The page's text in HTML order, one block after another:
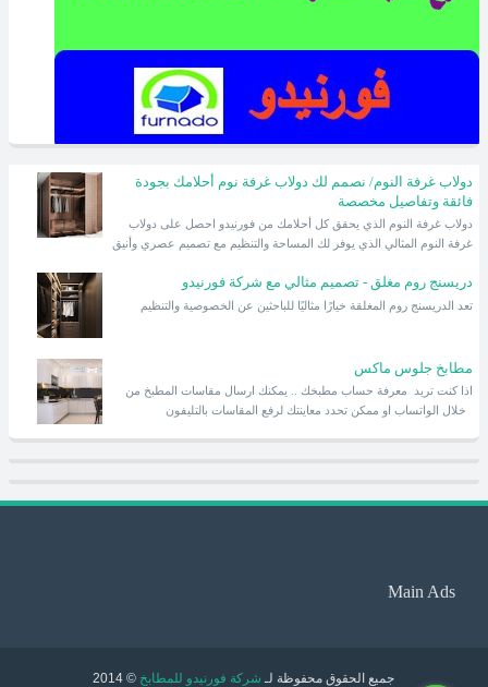
دولاب غرفة النوم/ نصمم لك دولاب غرفة نوم أحلامك بجودة
فائقة وتفاصيل مخصصة
غرفة النوم المثالي الذي يوفر لك المساحة والتنظيم مع تصميم عصري وأنيق
دريسنج روم مغلق - تصميم مثالي مع شركة فورنيدو
تعد الدريسنج روم المغلقة خيارًا مثاليًا للباحثين عن الخصوصية والتنظيم
مطابخ جلوس ماكس
اذا كنت تريد معرفة حساب مطبخك .. يمكنك ارسال مقاسات المطبخ من
Main Ads
جميع الحقوق محفوظة لـ شركة فورنيدو للمطابخ © 2014